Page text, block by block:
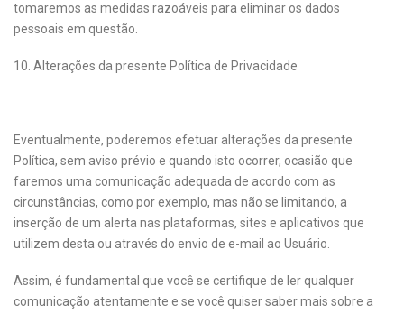
tomaremos as medidas razoáveis para eliminar os dados
pessoais em questão.
10. Alterações da presente Política de Privacidade
Eventualmente, poderemos efetuar alterações da presente
Política, sem aviso prévio e quando isto ocorrer, ocasião que
faremos uma comunicação adequada de acordo com as
circunstâncias, como por exemplo, mas não se limitando, a
inserção de um alerta nas plataformas, sites e aplicativos que
utilizem desta ou através do envio de e-mail ao Usuário.
Assim, é fundamental que você se certifique de ler qualquer
comunicação atentamente e se você quiser saber mais sobre a